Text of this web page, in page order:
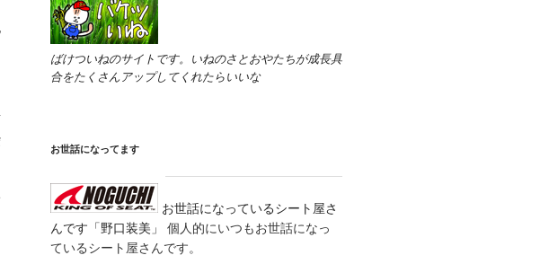
ばけついねのサイトです。いねのさとおやたちが成長具
合をたくさんアップしてくれたらいいな
お世話になってます
お世話になっているシート屋さ
んです「野口装美」
個人的にいつもお世話になっ
ているシート屋さんです。